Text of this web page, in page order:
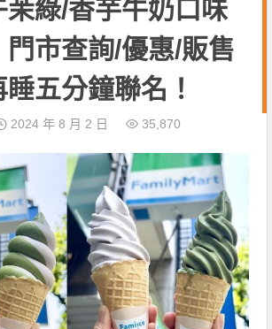
茉綠/香芋牛奶口味
門市查詢/優惠/販售
五分鐘聯名！
2024 年 8 月 2 日 35,870